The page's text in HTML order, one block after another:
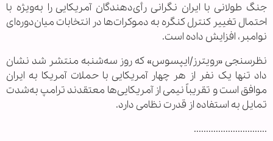
جنگ طولانی با ایران نگرانی رأی‌دهندگان آمریکایی را به‌ویژه با
احتمال تغییر کنترل کنگره به دموکرات‌ها در انتخابات میان‌دوره‌ای
نوامبر، افزایش داده است.
نظرسنجی «رویترز/ایپسوس» که روز سه‌شنبه منتشر شد نشان
داد تنها یک نفر از هر چهار آمریکایی با حملات آمریکا به ایران
موافق است و تقریباً نیمی از آمریکایی‌ها معتقدند ترامپ به‌شدت
تمایل به استفاده از قدرت نظامی دارد.
..............................